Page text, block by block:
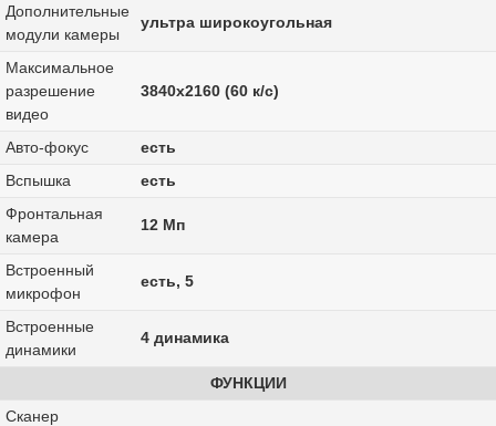
Дополнительные
модули камеры
ультра широкоугольная
Максимальное
разрешение
видео
3840x2160 (60 к/с)
Авто-фокус
есть
Вспышка
есть
Фронтальная
камера
12 Мп
Встроенный
микрофон
есть, 5
Встроенные
динамики
4 динамика
ФУНКЦИИ
Сканер